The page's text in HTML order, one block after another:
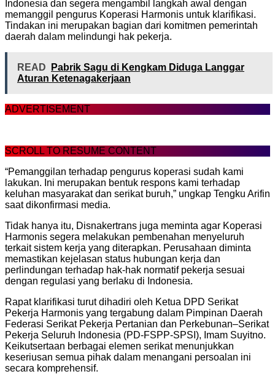
Indonesia dan segera mengambil langkah awal dengan
memanggil pengurus Koperasi Harmonis untuk klarifikasi.
Tindakan ini merupakan bagian dari komitmen pemerintah
daerah dalam melindungi hak pekerja.
READ
Pabrik Sagu di Kengkam Diduga Langgar
Aturan Ketenagakerjaan
ADVERTISEMENT
SCROLL TO RESUME CONTENT
“Pemanggilan terhadap pengurus koperasi sudah kami
lakukan. Ini merupakan bentuk respons kami terhadap
keluhan masyarakat dan serikat buruh,” ungkap Tengku Arifin
saat dikonfirmasi media.
Tidak hanya itu, Disnakertrans juga meminta agar Koperasi
Harmonis segera melakukan pembenahan menyeluruh
terkait sistem kerja yang diterapkan. Perusahaan diminta
memastikan kejelasan status hubungan kerja dan
perlindungan terhadap hak-hak normatif pekerja sesuai
dengan regulasi yang berlaku di Indonesia.
Rapat klarifikasi turut dihadiri oleh Ketua DPD Serikat
Pekerja Harmonis yang tergabung dalam Pimpinan Daerah
Federasi Serikat Pekerja Pertanian dan Perkebunan–Serikat
Pekerja Seluruh Indonesia (PD-FSPP-SPSI), Imam Suyitno.
Keikutsertaan berbagai elemen serikat menunjukkan
keseriusan semua pihak dalam menangani persoalan ini
secara komprehensif.